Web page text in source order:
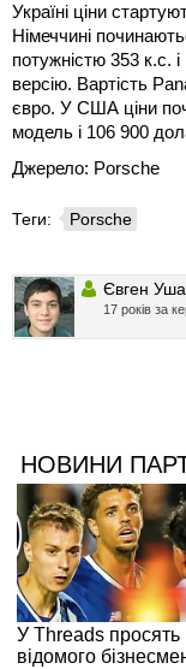
Україні ціни
Німеччині
потужністю 353 к.с.
версію. Вартість
євро. У США ціни
модель і 106 900
Джерело: Porsche
Теги: Porsche
Євген
17 років за